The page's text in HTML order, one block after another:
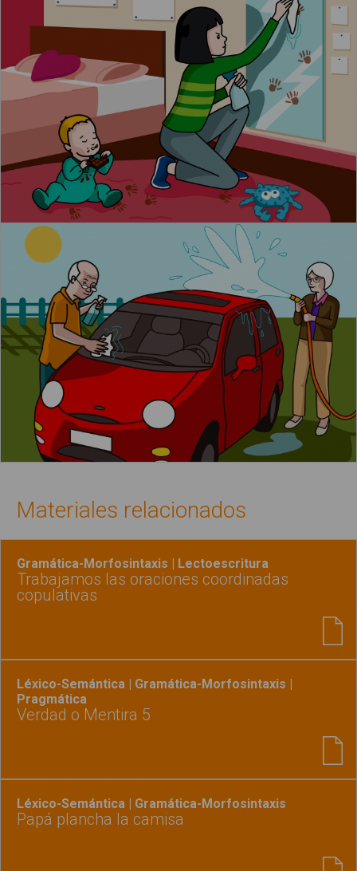
Materiales relacionados
Gramática-Morfosintaxis | Lectoescritura
Trabajamos las oraciones coordinadas
copulativas
Léxico-Semántica | Gramática-Morfosintaxis |
Pragmática
Verdad o Mentira 5
Léxico-Semántica | Gramática-Morfosintaxis
Papá plancha la camisa